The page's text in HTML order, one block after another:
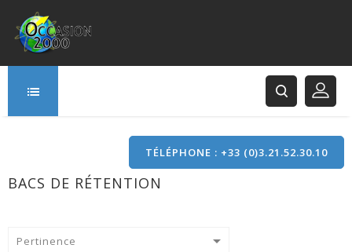
TÉLÉPHONE : +33 (0)3.21.52.30.10
BACS DE RÉTENTION
Pertinence 